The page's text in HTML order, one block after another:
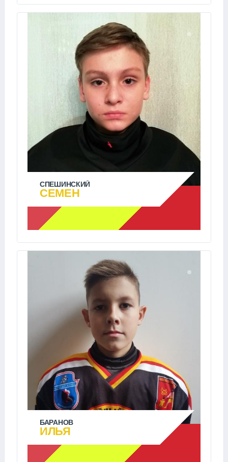
СПЕШИНСКИЙ
СЕМЕН
БАРАНОВ
ИЛЬЯ